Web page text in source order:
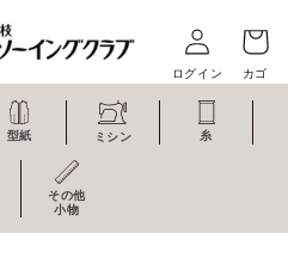
型紙 ミシン 糸
その他
小物
ログイン カゴ